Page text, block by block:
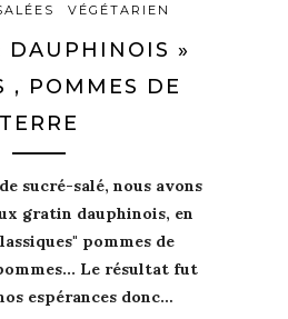
VÉGÉTARIEN
DAUPHINOIS »
, POMMES DE
TERRE
sucré-salé, nous avons
gratin dauphinois, en
pommes de
... Le résultat fut
espérances donc…